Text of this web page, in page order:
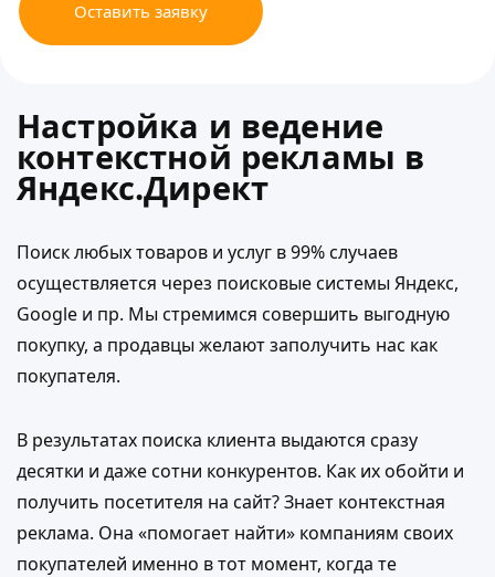
Оставить заявку
Настройка и ведение
контекстной рекламы в
Яндекс.Директ
Поиск любых товаров и услуг в 99% случаев
осуществляется через поисковые системы Яндекс,
Google и пр. Мы стремимся совершить выгодную
покупку, а продавцы желают заполучить нас как
покупателя.
В результатах поиска клиента выдаются сразу
десятки и даже сотни конкурентов. Как их обойти и
получить посетителя на сайт? Знает контекстная
реклама. Она «помогает найти» компаниям своих
покупателей именно в тот момент, когда те